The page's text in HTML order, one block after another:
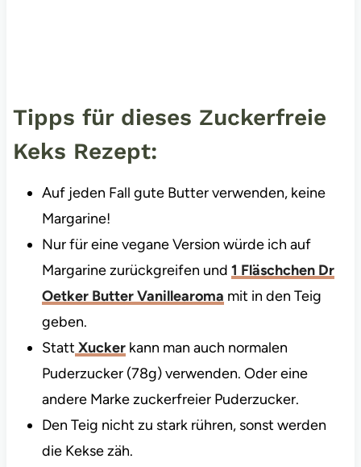
Tipps für dieses Zuckerfreie
Keks Rezept:
Auf jeden Fall gute Butter verwenden, keine
Margarine!
Nur für eine vegane Version würde ich auf
Margarine zurückgreifen und 1 Fläschchen Dr
Oetker Butter Vanillearoma mit in den Teig
geben.
Statt Xuckerkann man auch normalen
Puderzucker (78g) verwenden. Oder eine
andere Marke zuckerfreier Puderzucker.
Den Teig nicht zu stark rühren, sonst werden
die Kekse zäh.